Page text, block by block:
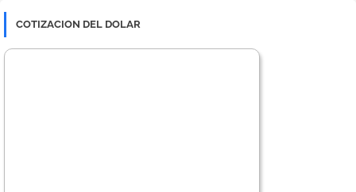
COTIZACION DEL DOLAR